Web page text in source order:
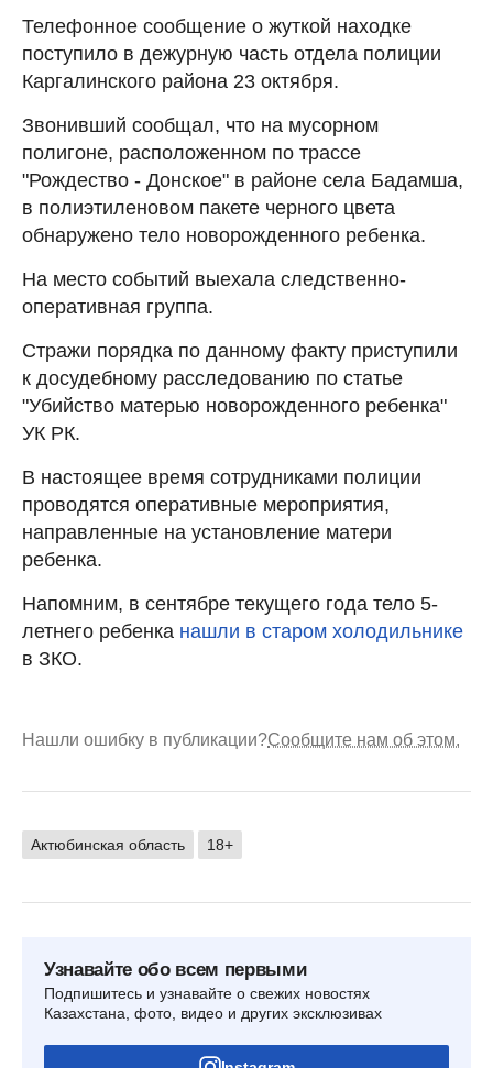
Телефонное сообщение о жуткой находке
поступило в дежурную часть отдела полиции
Каргалинского района 23 октября.
Звонивший сообщал, что на мусорном
полигоне, расположенном по трассе
"Рождество - Донское" в районе села Бадамша,
в полиэтиленовом пакете черного цвета
обнаружено тело новорожденного ребенка.
На место событий выехала следственно-
оперативная группа.
Стражи порядка по данному факту приступили
к досудебному расследованию по статье
"Убийство матерью новорожденного ребенка"
УК РК.
В настоящее время сотрудниками полиции
проводятся оперативные мероприятия,
направленные на установление матери
ребенка.
Напомним, в сентябре текущего года тело 5-
летнего ребенка нашли в старом холодильнике
в ЗКО.
Нашли ошибку в публикации?Сообщите нам об этом.
Актюбинская область 18+
Узнавайте обо всем первыми
Подпишитесь и узнавайте о свежих новостях
Казахстана, фото, видео и других эксклюзивах